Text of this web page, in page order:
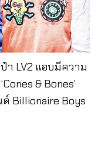
า LV2 แอบมีความ
& Bones’
Billionaire Boys